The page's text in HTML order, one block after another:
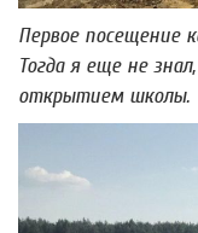
Первое посещение
Тогда я еще не
открытием школы.